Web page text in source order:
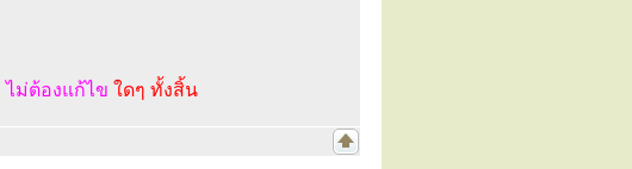
ไม่ต้องแก้ไข ใดๆ ทั้งสิ้น